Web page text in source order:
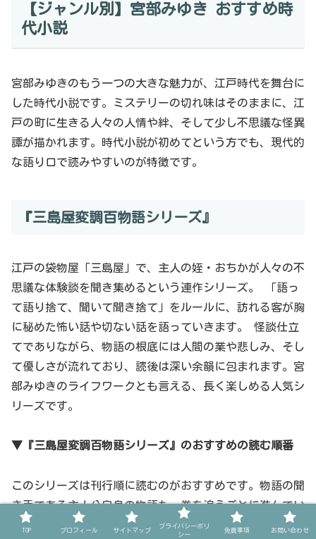
【ジャンル別】宮部みゆき おすすめ時
代小説
宮部みゆきのもう一つの大きな魅力が、江戸時代を舞台に
した時代小説です。ミステリーの切れ味はそのままに、江
戸の町に生きる人々の人情や絆、そして少し不思議な怪異
譚が描かれます。時代小説が初めてという方でも、現代的
な語り口で読みやすいのが特徴です。
『三島屋変調百物語シリーズ』
江戸の袋物屋「三島屋」で、主人の姪・おちかが人々の不
思議な体験談を聞き集めるという連作シリーズ。 「語っ
て語り捨て、聞いて聞き捨て」をルールに、訪れる客が胸
に秘めた怖い話や切ない話を語っていきます。 怪談仕立
てでありながら、物語の根底には人間の業や悲しみ、そし
て優しさが流れており、読後は深い余韻に包まれます。宮
部みゆきのライフワークとも言える、長く楽しめる人気シ
リーズです。
▼『三島屋変調百物語シリーズ』のおすすめの読む順番
このシリーズは刊行順に読むのがおすすめです。物語の聞
き手である主人公自身の物語も、巻を追うごとに進んでい
きます。
TOP プロフィール サイトマップ
プライバシーポリ
シー
免責事項 お問い合わせ